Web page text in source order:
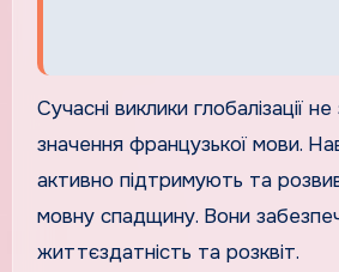
Сучасні виклики глобалізації
значення французької мови.
активно підтримують та
мовну спадщину. Вони
життєздатність та розквіт.